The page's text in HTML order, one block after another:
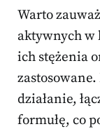
Warto
aktywnych w
ich stężenia
działanie,
formułę, co